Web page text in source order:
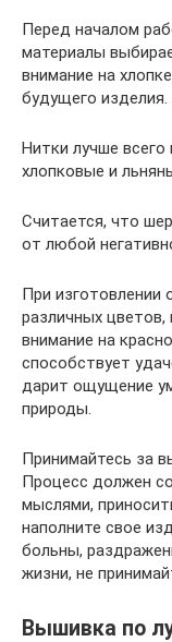
Перед началом
материалы
внимание на
будущего изделия.
Нитки лучше
хлопковые и
Считается, что
от любой
При изготовлении
различных цветов,
внимание на
способствует
дарит ощущение
природы.
Принимайтесь за
Процесс должен
мыслями,
наполните свое
больны,
жизни, не
Вышивка по